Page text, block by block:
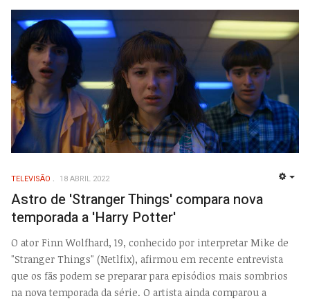
TELEVISÃO 18 ABRIL 2022
Astro de 'Stranger Things' compara nova
temporada a 'Harry Potter'
O ator Finn Wolfhard, 19, conhecido por interpretar Mike de
"Stranger Things" (Netlfix), afirmou em recente entrevista
que os fãs podem se preparar para episódios mais sombrios
na nova temporada da série. O artista ainda comparou a